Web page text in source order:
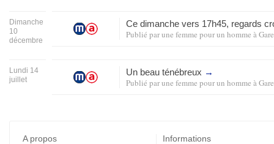
Dimanche
10
décembre
Ce dimanche vers 17h45, regards
Publié parune femme pour un homme à
Lundi 14
juillet
Un beau ténébreux →
Publié parune femme pour un homme à
A propos Informations